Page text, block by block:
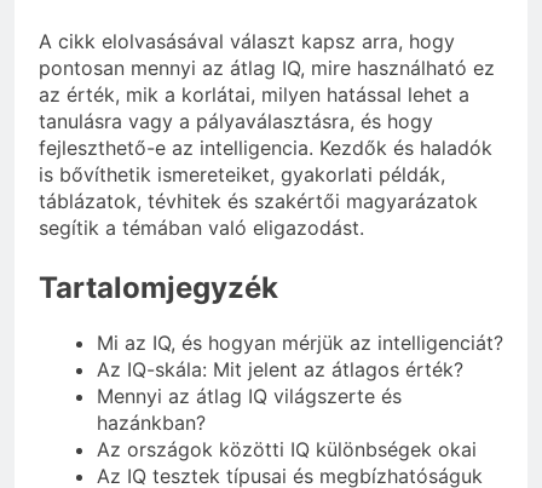
A cikk elolvasásával választ kapsz arra, hogy
pontosan mennyi az átlag IQ, mire használható ez
az érték, mik a korlátai, milyen hatással lehet a
tanulásra vagy a pályaválasztásra, és hogy
fejleszthető-e az intelligencia. Kezdők és haladók
is bővíthetik ismereteiket, gyakorlati példák,
táblázatok, tévhitek és szakértői magyarázatok
segítik a témában való eligazodást.
Tartalomjegyzék
Mi az IQ, és hogyan mérjük az intelligenciát?
Az IQ-skála: Mit jelent az átlagos érték?
Mennyi az átlag IQ világszerte és
hazánkban?
Az országok közötti IQ különbségek okai
Az IQ tesztek típusai és megbízhatóságuk